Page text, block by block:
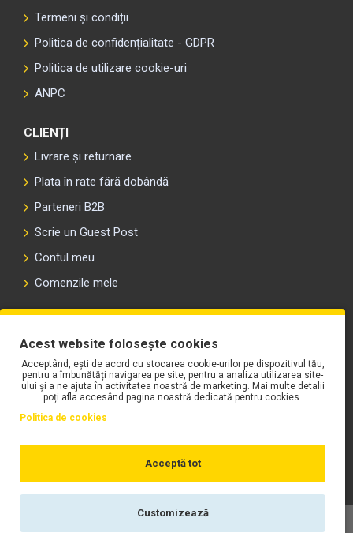
Termeni și condiții
Politica de confidențialitate - GDPR
Politica de utilizare cookie-uri
ANPC
CLIENȚI
Livrare și returnare
Plata în rate fără dobândă
Parteneri B2B
Scrie un Guest Post
Contul meu
Comenzile mele
Copyright © WORK Motors
Acest website folosește cookies
Acceptând, ești de acord cu stocarea cookie-urilor pe dispozitivul tău,
pentru a îmbunătăți navigarea pe site, pentru a analiza utilizarea site-
ului și a ne ajuta în activitatea noastră de marketing. Mai multe detalii
poți afla accesând pagina noastră dedicată pentru cookies.
Politica de cookies
Acceptă tot
Customizează